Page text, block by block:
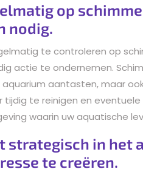
op
nodig.
te controleren op
actie te ondernemen.
aantasten, maar
tijdig te reinigen en
waarin uw aquatische
strategisch in het
te creëren.